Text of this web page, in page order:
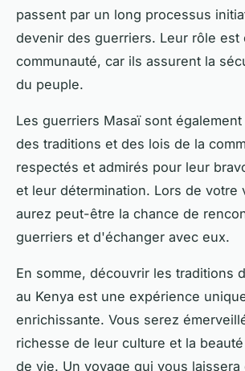
passent par un long processus
devenir des guerriers. Leur rôle est
communauté, car ils assurent la
du peuple.
Les guerriers Masaï sont
des traditions et des lois de la
respectés et admirés pour leur
et leur détermination. Lors de votre
aurez peut-être la chance de
guerriers et d'échanger avec eux.
En somme, découvrir les traditions
au Kenya est une expérience
enrichissante. Vous serez
richesse de leur culture et la
de vie. Un voyage qui vous